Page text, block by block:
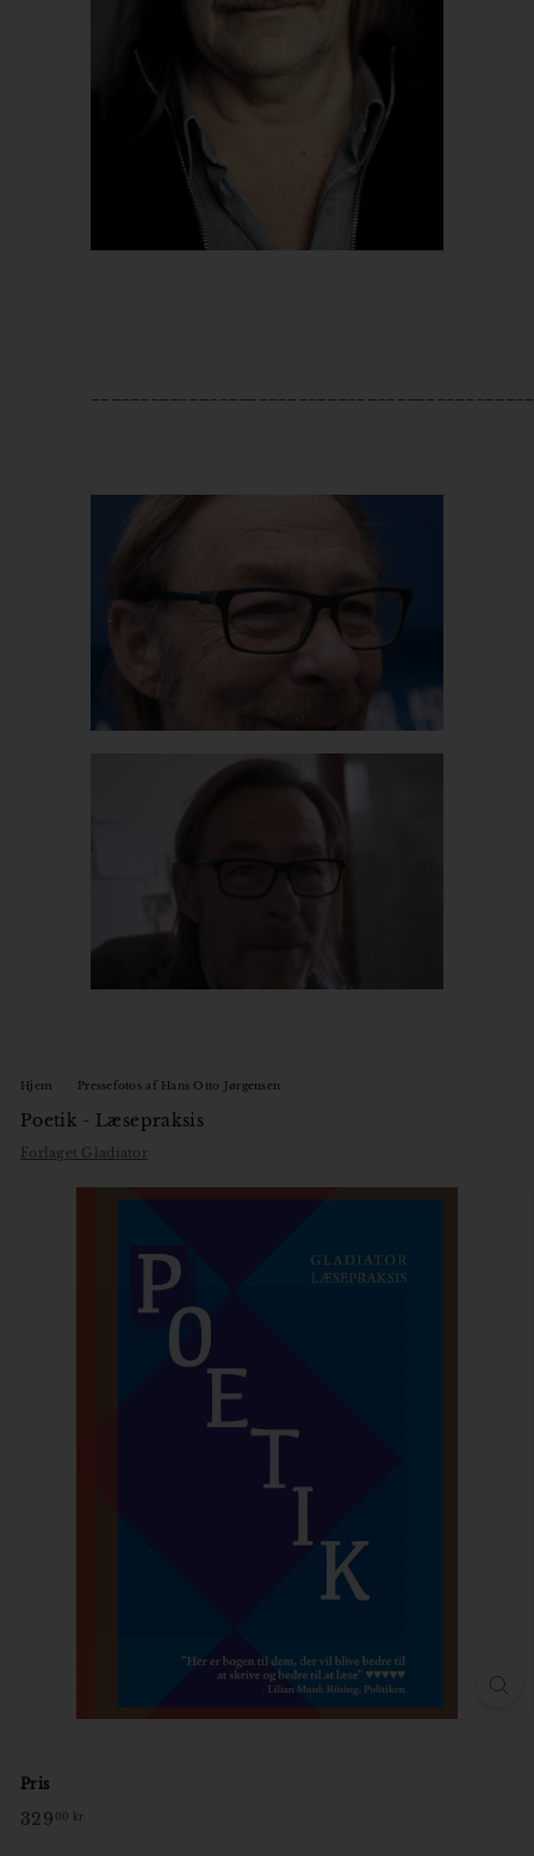
Hjem Pressefotos af Hans Otto Jørgensen
Poetik - Læsepraksis
Forlaget Gladiator
Pris
Normal
329 00 kr